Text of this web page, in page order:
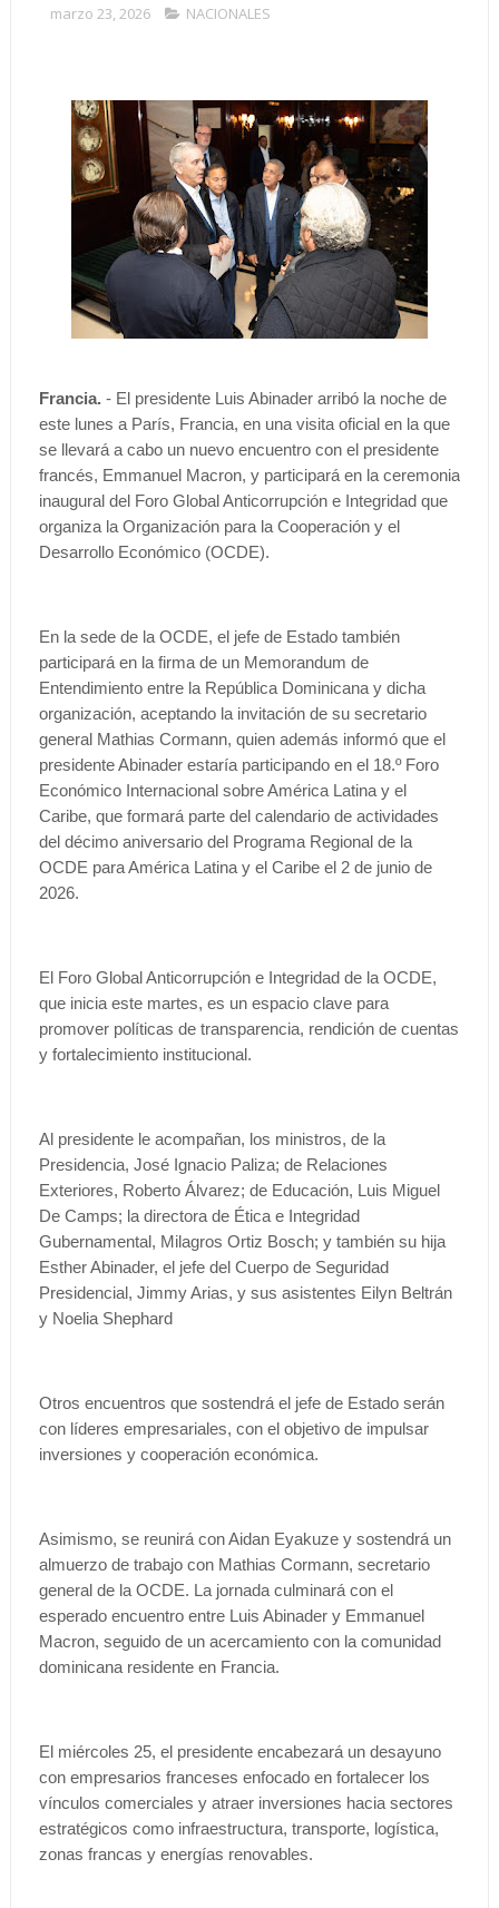
marzo 23, 2026 NACIONALES
Francia. - El presidente Luis Abinader arribó la noche de
este lunes a París, Francia, en una visita oficial en la que
se llevará a cabo un nuevo encuentro con el presidente
francés, Emmanuel Macron, y participará en la ceremonia
inaugural del Foro Global Anticorrupción e Integridad que
organiza la Organización para la Cooperación y el
Desarrollo Económico (OCDE).
En la sede de la OCDE, el jefe de Estado también
participará en la firma de un Memorandum de
Entendimiento entre la República Dominicana y dicha
organización, aceptando la invitación de su secretario
general Mathias Cormann, quien además informó que el
presidente Abinader estaría participando en el 18.º Foro
Económico Internacional sobre América Latina y el
Caribe, que formará parte del calendario de actividades
del décimo aniversario del Programa Regional de la
OCDE para América Latina y el Caribe el 2 de junio de
2026.
El Foro Global Anticorrupción e Integridad de la OCDE,
que inicia este martes, es un espacio clave para
promover políticas de transparencia, rendición de cuentas
y fortalecimiento institucional.
Al presidente le acompañan, los ministros, de la
Presidencia, José Ignacio Paliza; de Relaciones
Exteriores, Roberto Álvarez; de Educación, Luis Miguel
De Camps; la directora de Ética e Integridad
Gubernamental, Milagros Ortiz Bosch; y también su hija
Esther Abinader, el jefe del Cuerpo de Seguridad
Presidencial, Jimmy Arias, y sus asistentes Eilyn Beltrán
y Noelia Shephard
Otros encuentros que sostendrá el jefe de Estado serán
con líderes empresariales, con el objetivo de impulsar
inversiones y cooperación económica.
Asimismo, se reunirá con Aidan Eyakuze y sostendrá un
almuerzo de trabajo con Mathias Cormann, secretario
general de la OCDE. La jornada culminará con el
esperado encuentro entre Luis Abinader y Emmanuel
Macron, seguido de un acercamiento con la comunidad
dominicana residente en Francia.
El miércoles 25, el presidente encabezará un desayuno
con empresarios franceses enfocado en fortalecer los
vínculos comerciales y atraer inversiones hacia sectores
estratégicos como infraestructura, transporte, logística,
zonas francas y energías renovables.